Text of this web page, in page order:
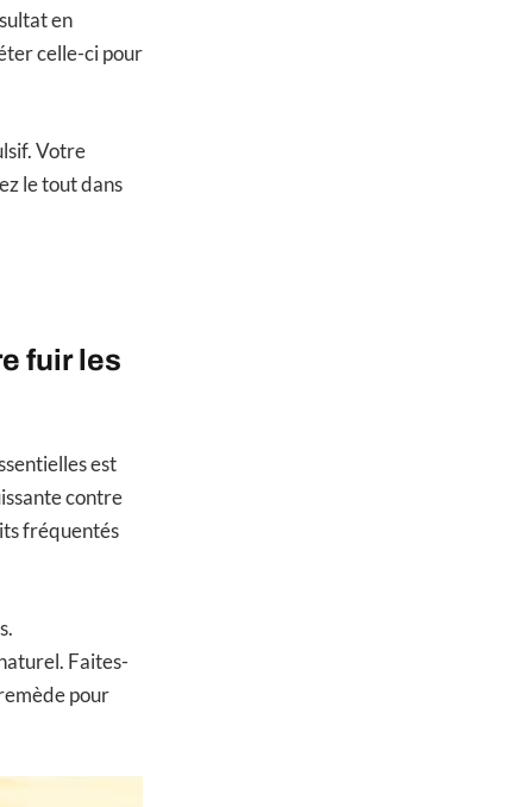
en
celle-ci pour
Votre
le tout dans
fuir les
est
contre
fréquentés
Faites-
pour